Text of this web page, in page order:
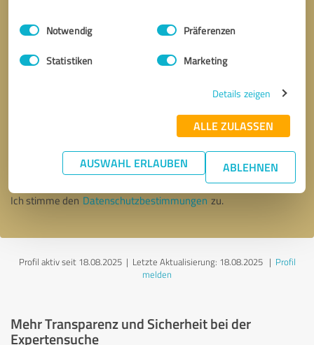
Impressum Datenschutzbestimmungen
Einwilligungsauswahl
Notwendig Präferenzen
Statistiken Marketing
Details zeigen
ALLE ZULASSEN
AUSWAHL ERLAUBEN ABLEHNEN
* Erforderliche Angaben
Nachricht senden
Ich stimme den Datenschutzbestimmungen zu.
Profil aktiv seit 18.08.2025 | Letzte Aktualisierung: 18.08.2025| Profil
melden
Mehr Transparenz und Sicherheit bei der
Expertensuche